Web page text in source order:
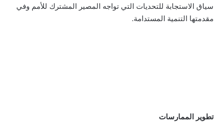
سياق الاستجابة للتحديات التي تواجه المصير المشترك للأمم وفي
مقدمتها التنمية المستدامة.
تطوير الممارسات